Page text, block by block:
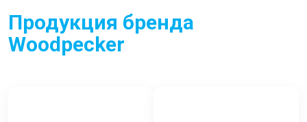
Продукция бренда
Woodpecker